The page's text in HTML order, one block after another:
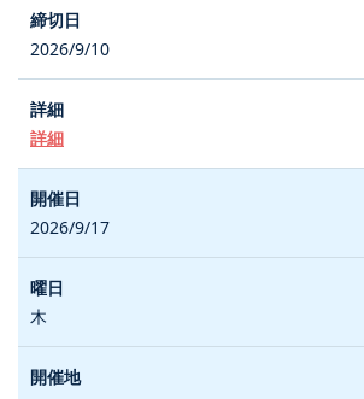
2026/9/10
詳細
2026/9/17
木